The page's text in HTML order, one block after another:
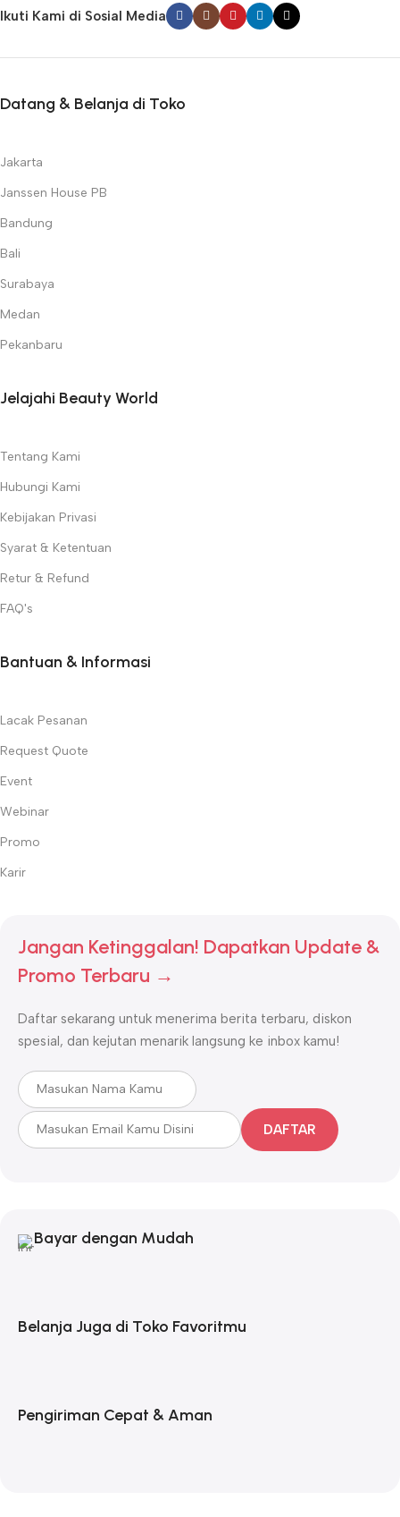
Ikuti Kami di Sosial Media
Datang & Belanja di Toko
Jakarta
Janssen House PB
Bandung
Bali
Surabaya
Medan
Pekanbaru
Jelajahi Beauty World
Tentang Kami
Hubungi Kami
Kebijakan Privasi
Syarat & Ketentuan
Retur & Refund
FAQ's
Bantuan & Informasi
Lacak Pesanan
Request Quote
Event
Webinar
Promo
Karir
Jangan Ketinggalan! Dapatkan Update &
Promo Terbaru →
Daftar sekarang untuk menerima berita terbaru, diskon
spesial, dan kejutan menarik langsung ke inbox kamu!
DAFTAR
Bayar dengan Mudah
Belanja Juga di Toko Favoritmu
Pengiriman Cepat & Aman